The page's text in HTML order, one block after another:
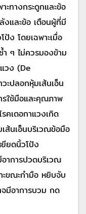
ทางกระดูกและข้อ
งและข้อ เตือนผู้ที่มี
ง โดยเฉพาะเมื่อ
ๆ ไม่ควรมองข้าม
วง (De
ปลอกหุ้มเส้นเอ็น
รใช้มือและคุณภาพ
คเดอกาแวงเกิด
ส้นเอ็นบริเวณข้อมือ
ยียดนิ้วโป้ง
าการปวดบริเวณ
ะขณะกำมือ หยิบจับ
มีอาการบวม กด